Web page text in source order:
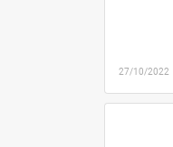
27/10/2022